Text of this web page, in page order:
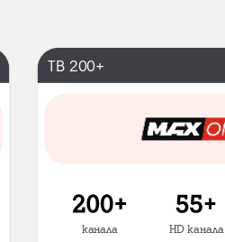
ТВ 200+
канала HD канала